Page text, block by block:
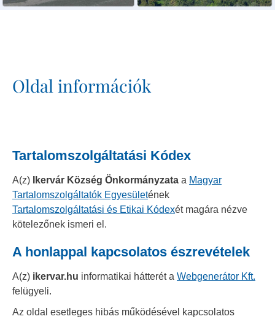
Oldal információk
Tartalomszolgáltatási Kódex
A(z) Ikervár Község Önkormányzata a Magyar
Tartalomszolgáltatók Egyesületének
Tartalomszolgáltatási és Etikai Kódexét magára nézve
kötelezőnek ismeri el.
A honlappal kapcsolatos észrevételek
A(z) ikervar.hu informatikai hátterét a Webgenerátor Kft.
felügyeli.
Az oldal esetleges hibás működésével kapcsolatos